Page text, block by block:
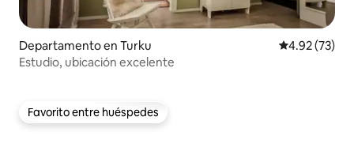
Departamento en Turku Calificación
4.92 (73)
Estudio, ubicación excelente
Favorito entre huéspedes
Favorito entre huéspedes